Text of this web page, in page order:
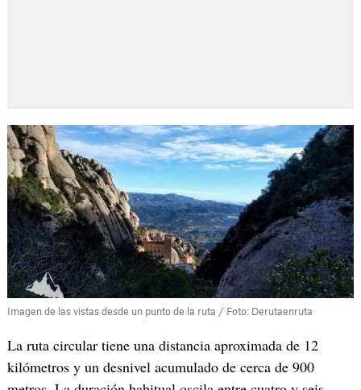
Imagen de las vistas desde un punto de la ruta / Foto: Derutaenruta
La ruta circular tiene una distancia aproximada de 12
kilómetros y un desnivel acumulado de cerca de 900